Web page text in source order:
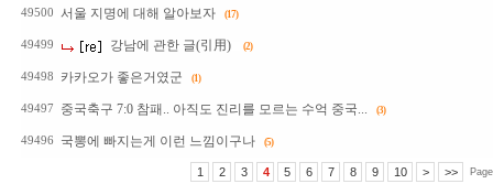
49500 서울 지명에 대해 알아보자 (17)
49499 강남에 관한 글(引用) (2)
49498 카카오가 좋은거였군 (1)
49497 중국축구 7:0 참패.. 아직도 진리를 모르는 수억 중국... (3)
49496 국뽕에 빠지는게 이런 느낌이구나 (5)
1 2 3 4 5 6 7 8 9 10 > >>